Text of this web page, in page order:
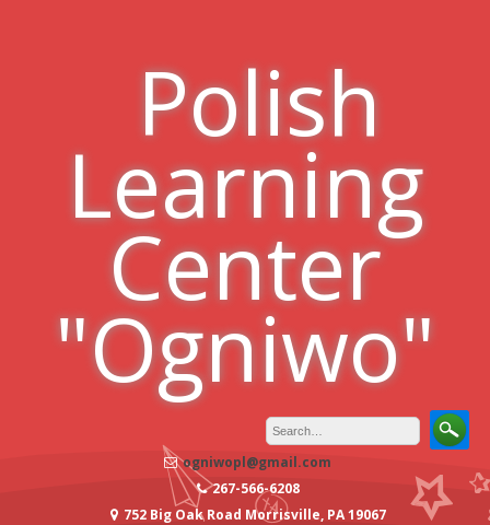
Polish
Learning
Center
"Ogniwo"
ogniwopl@gmail.com
267-566-6208
752 Big Oak Road Morrisville, PA 19067